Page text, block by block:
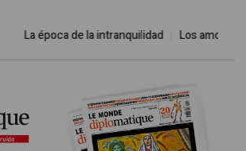
La época de la intranquilidad Los amos del